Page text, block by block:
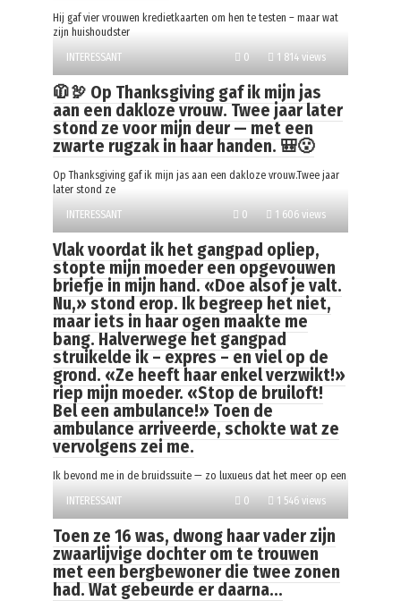
Hij gaf vier vrouwen kredietkaarten om hen te testen – maar wat
zijn huishoudster
INTERESSANT
0 1 814 views
🧥🦃 Op Thanksgiving gaf ik mijn jas
aan een dakloze vrouw. Twee jaar later
stond ze voor mijn deur — met een
zwarte rugzak in haar handen. 🎒😮
Op Thanksgiving gaf ik mijn jas aan een dakloze vrouw.Twee jaar
later stond ze
INTERESSANT
0 1 606 views
Vlak voordat ik het gangpad opliep,
stopte mijn moeder een opgevouwen
briefje in mijn hand. «Doe alsof je valt.
Nu,» stond erop. Ik begreep het niet,
maar iets in haar ogen maakte me
bang. Halverwege het gangpad
struikelde ik – expres – en viel op de
grond. «Ze heeft haar enkel verzwikt!»
riep mijn moeder. «Stop de bruiloft!
Bel een ambulance!» Toen de
ambulance arriveerde, schokte wat ze
vervolgens zei me.
Ik bevond me in de bruidssuite — zo luxueus dat het meer op een
INTERESSANT
0 1 546 views
Toen ze 16 was, dwong haar vader zijn
zwaarlijvige dochter om te trouwen
met een bergbewoner die twee zonen
had. Wat gebeurde er daarna…